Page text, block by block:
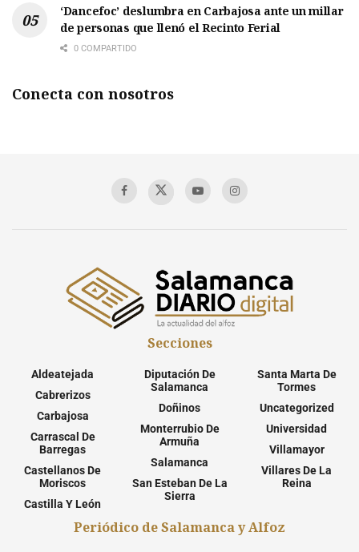
‘Dancefoc’ deslumbra en Carbajosa ante un millar
de personas que llenó el Recinto Ferial
0 COMPARTIDO
Conecta con nosotros
Secciones
Aldeatejada
Cabrerizos
Carbajosa
Carrascal De
Barregas
Castellanos De
Moriscos
Castilla Y León
Diputación De
Salamanca
Doñinos
Monterrubio De
Armuña
Salamanca
San Esteban De La
Sierra
Santa Marta De
Tormes
Uncategorized
Universidad
Villamayor
Villares De La
Reina
Periódico de Salamanca y Alfoz